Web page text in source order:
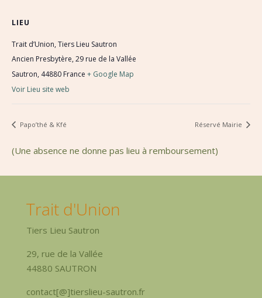
LIEU
Trait d’Union, Tiers Lieu Sautron
Ancien Presbytère, 29 rue de la Vallée
Sautron, 44880 France + Google Map
Voir Lieu site web
Papo’thé & Kfé Réservé Mairie
(Une absence ne donne pas lieu à remboursement)
Trait d'Union
Tiers Lieu Sautron
29, rue de la Vallée
44880 SAUTRON
contact[@]tierslieu-sautron.fr